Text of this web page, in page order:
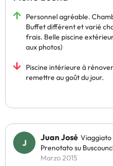
Personnel agréable.
Buffet différent et varié
frais. Belle piscine
aux photos)
Piscine intérieure à
remettre au goût du jour.
Juan José Viaggiato
Prenotato su
Marzo 2015